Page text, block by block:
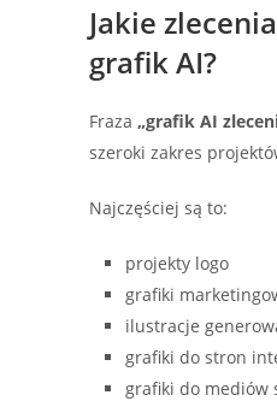
Jakie
grafik AI?
Fraza „grafik AI
szeroki zakres
Najczęściej są to:
projekty logo
grafiki
ilustracje
grafiki do stron
grafiki do mediów